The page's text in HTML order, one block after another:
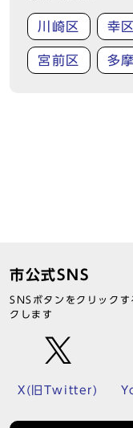
川崎区 幸区
宮前区 多
市公式SNS
SNSボタンをクリック
クします
X(旧Twitter)